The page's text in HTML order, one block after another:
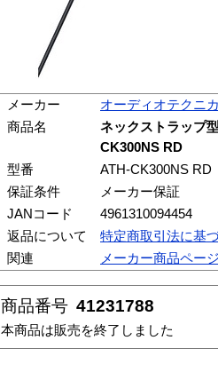
メーカー
オーディオテクニ
商品名
ネックストラップ
CK300NS RD
型番
ATH-CK300NS RD
保証条件
メーカー保証
JANコード
4961310094454
返品について
特定商取引法に基
関連
メーカー商品ペー
商品番号 41231788
本商品は販売を終了しました